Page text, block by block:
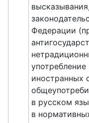
Федерации
иностранных
в русском
в